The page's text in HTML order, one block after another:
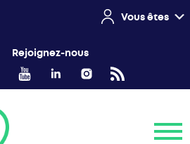
Vous êtes
Rejoignez-nous
Menu